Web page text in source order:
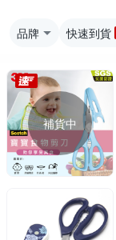
品牌 快速到貨
補貨中